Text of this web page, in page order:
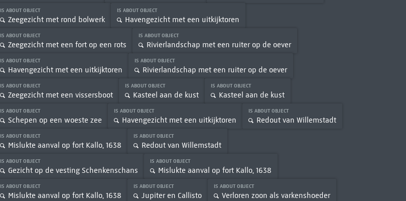
IS ABOUT OBJECT
Zeegezicht met rond bolwerk
IS ABOUT OBJECT
Havengezicht met een uitkijktoren
IS ABOUT OBJECT
Zeegezicht met een fort op een rots
IS ABOUT OBJECT
Rivierlandschap met een ruiter op de oever
IS ABOUT OBJECT
Havengezicht met een uitkijktoren
IS ABOUT OBJECT
Rivierlandschap met een ruiter op de oever
IS ABOUT OBJECT
Zeegezicht met een vissersboot
IS ABOUT OBJECT
Kasteel aan de kust
IS ABOUT OBJECT
Kasteel aan de kust
IS ABOUT OBJECT
Schepen op een woeste zee
IS ABOUT OBJECT
Havengezicht met een uitkijktoren
IS ABOUT OBJECT
Redout van Willemstadt
IS ABOUT OBJECT
Mislukte aanval op fort Kallo, 1638
IS ABOUT OBJECT
Redout van Willemstadt
IS ABOUT OBJECT
Gezicht op de vesting Schenkenschans
IS ABOUT OBJECT
Mislukte aanval op fort Kallo, 1638
IS ABOUT OBJECT
Mislukte aanval op fort Kallo, 1638
IS ABOUT OBJECT
Jupiter en Callisto
IS ABOUT OBJECT
Verloren zoon als varkenshoeder